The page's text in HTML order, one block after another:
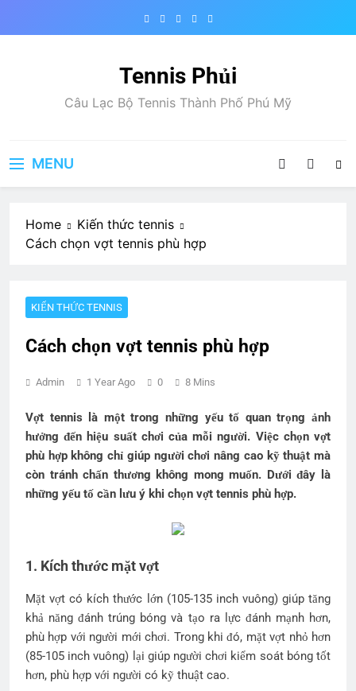
Tennis Phủi
Câu Lạc Bộ Tennis Thành Phố Phú Mỹ
MENU
Home
Kiến thức tennis
Cách chọn vợt tennis phù hợp
KIẾN THỨC TENNIS
Cách chọn vợt tennis phù hợp
Admin 1 Year Ago 0 8 Mins
Vợt tennis là một trong những yếu tố quan trọng ảnh
hưởng đến hiệu suất chơi của mỗi người. Việc chọn vợt
phù hợp không chỉ giúp người chơi nâng cao kỹ thuật mà
còn tránh chấn thương không mong muốn. Dưới đây là
những yếu tố cần lưu ý khi chọn vợt tennis phù hợp.
1. Kích thước mặt vợt
Mặt vợt có kích thước lớn (105-135 inch vuông) giúp tăng
khả năng đánh trúng bóng và tạo ra lực đánh mạnh hơn,
phù hợp với người mới chơi. Trong khi đó, mặt vợt nhỏ hơn
(85-105 inch vuông) lại giúp người chơi kiểm soát bóng tốt
hơn, phù hợp với người có kỹ thuật cao.